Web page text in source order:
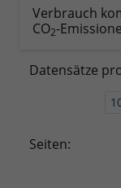
Verbrauch
CO2-
Datensätze
Seiten: